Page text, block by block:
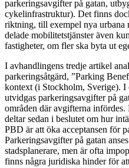
parkeringsavgifter på gatan,
cykelinfrastruktur). Det finns
riktning, till exempel nya urbana
delade mobilitetstjänster även
fastigheter, om fler ska byta ut
I avhandlingens tredje artikel
parkeringsåtgärd, ”Parking
kontext (i Stockholm, Sverige).
utvidgas parkeringsavgifter på
områden där avgifterna
deltar sedan i beslutet om hur
PBD är att öka acceptansen för
Parkeringsavgifter på gatan
stadsplanerare, men är ofta
finns några juridiska hinder för